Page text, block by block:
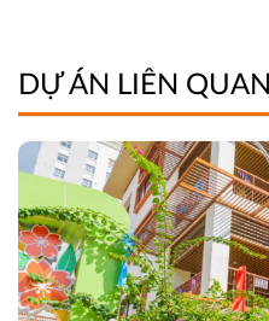
DỰ ÁN LIÊN QUAN